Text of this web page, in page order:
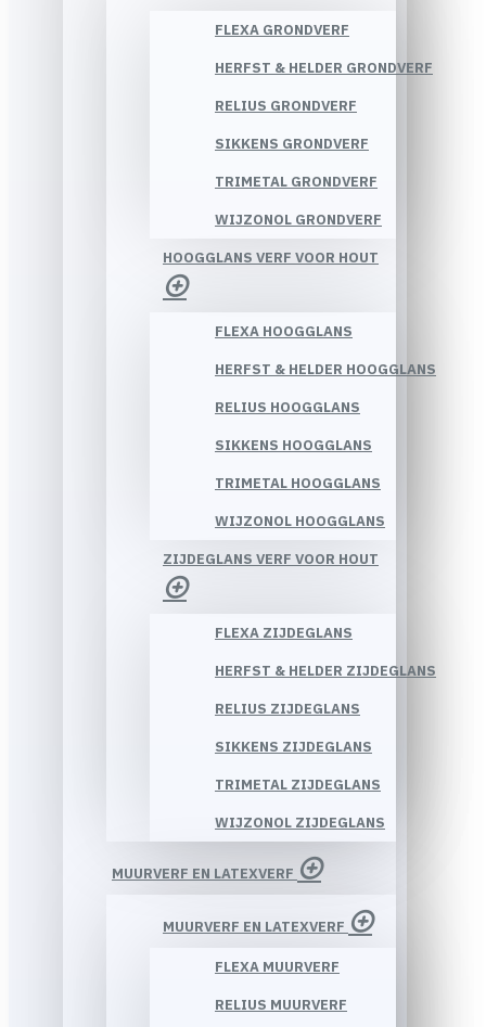
FLEXA GRONDVERF
HERFST & HELDER GRONDVERF
RELIUS GRONDVERF
SIKKENS GRONDVERF
TRIMETAL GRONDVERF
WIJZONOL GRONDVERF
HOOGGLANS VERF VOOR HOUT
FLEXA HOOGGLANS
HERFST & HELDER HOOGGLANS
RELIUS HOOGGLANS
SIKKENS HOOGGLANS
TRIMETAL HOOGGLANS
WIJZONOL HOOGGLANS
ZIJDEGLANS VERF VOOR HOUT
FLEXA ZIJDEGLANS
HERFST & HELDER ZIJDEGLANS
RELIUS ZIJDEGLANS
SIKKENS ZIJDEGLANS
TRIMETAL ZIJDEGLANS
WIJZONOL ZIJDEGLANS
MUURVERF EN LATEXVERF
MUURVERF EN LATEXVERF
FLEXA MUURVERF
RELIUS MUURVERF